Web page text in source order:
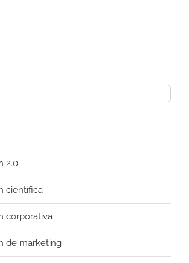
2.0
científica
corporativa
de marketing